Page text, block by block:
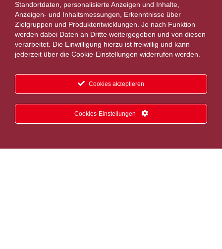
Standortdaten, personalisierte Anzeigen und Inhalte,
Anzeigen- und Inhaltsmessungen, Erkenntnisse über
Zielgruppen und Produktentwicklungen. Je nach Funktion
werden dabei Daten an Dritte weitergegeben und von diesen
verarbeitet. Die Einwilligung hierzu ist freiwillig und kann
jederzeit über die Cookie-Einstellungen widerrufen werden.
Cookies akzeptieren
Cookies-Einstellungen